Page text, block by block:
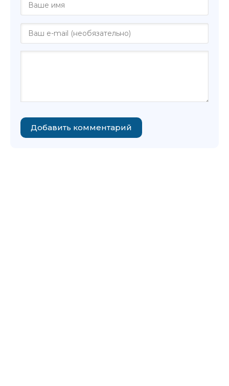
Добавить комментарий